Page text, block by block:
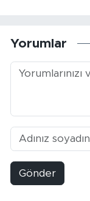
Yorumlar
Gönder